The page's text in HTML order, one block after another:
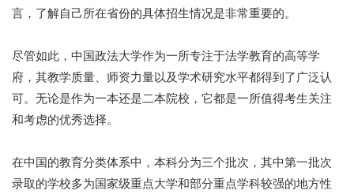
言，了解自己所在省份的具体招生情况是非常重要的。
尽管如此，中国政法大学作为一所专注于法学教育的高等学
府，其教学质量、师资力量以及学术研究水平都得到了广泛认
可。无论是作为一本还是二本院校，它都是一所值得考生关注
和考虑的优秀选择。
在中国的教育分类体系中，本科分为三个批次，其中第一批次
录取的学校多为国家级重点大学和部分重点学科较强的地方性